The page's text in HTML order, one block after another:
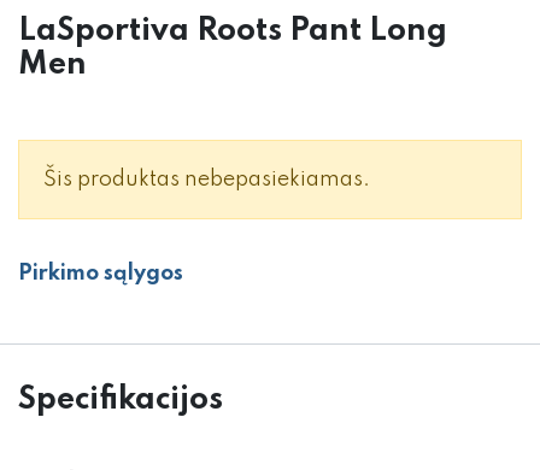
LaSportiva Roots Pant Long
Men
Šis produktas nebepasiekiamas.
Pirkimo sąlygos
Specifikacijos